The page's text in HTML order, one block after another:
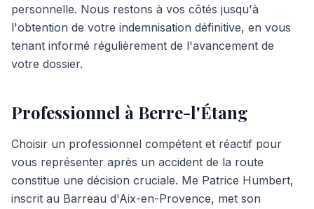
personnelle. Nous restons à vos côtés jusqu'à
l'obtention de votre indemnisation définitive, en vous
tenant informé régulièrement de l'avancement de
votre dossier.
Professionnel à Berre-l'Étang
Choisir un professionnel compétent et réactif pour
vous représenter après un accident de la route
constitue une décision cruciale. Me Patrice Humbert,
inscrit au Barreau d'Aix-en-Provence, met son